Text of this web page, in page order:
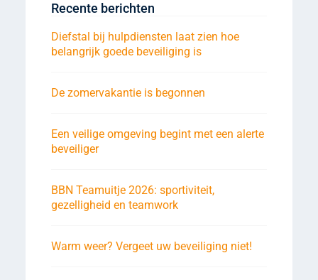
Recente berichten
Diefstal bij hulpdiensten laat zien hoe
belangrijk goede beveiliging is
De zomervakantie is begonnen
Een veilige omgeving begint met een alerte
beveiliger
BBN Teamuitje 2026: sportiviteit,
gezelligheid en teamwork
Warm weer? Vergeet uw beveiliging niet!